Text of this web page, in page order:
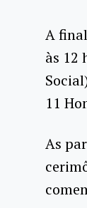
A
às 12
11
As